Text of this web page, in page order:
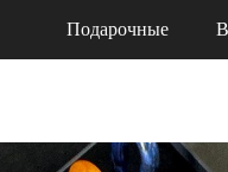
Подарочные